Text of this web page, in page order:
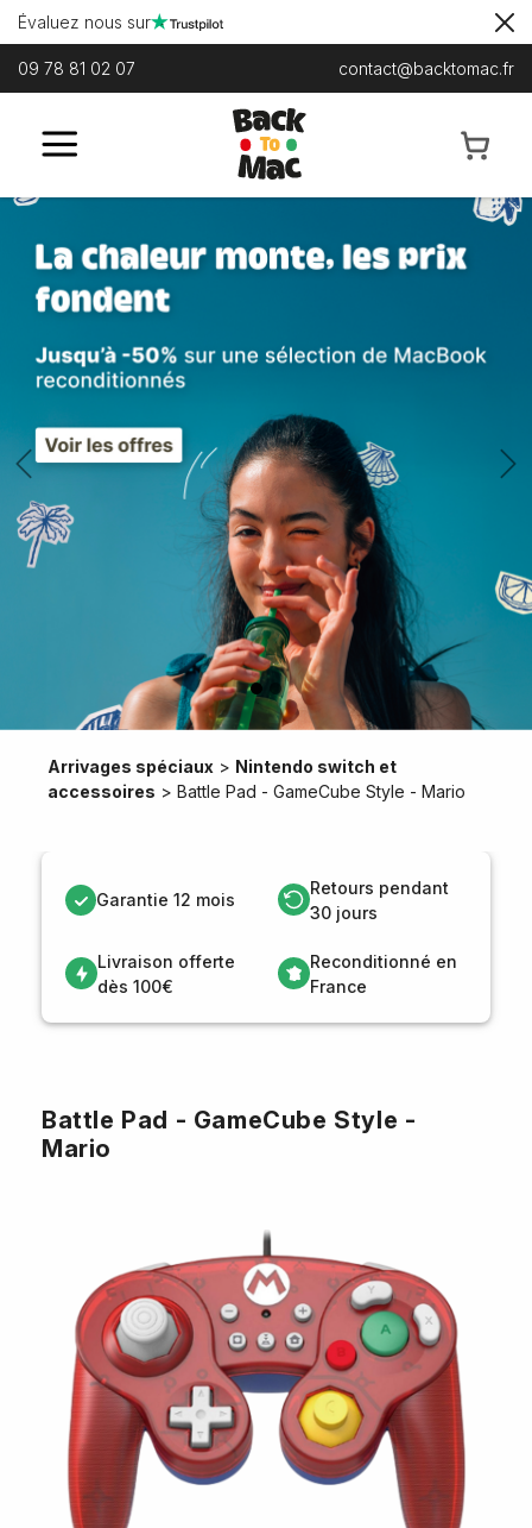
Évaluez nous sur
09 78 81 02 07 contact@backtomac.fr
Previous
Arrivages spéciaux > Nintendo switch et
accessoires > Battle Pad - GameCube Style - Mario
Garantie 12 mois
Retours pendant
30 jours
Livraison offerte
dès 100€
Reconditionné en
France
Battle Pad - GameCube Style -
Mario